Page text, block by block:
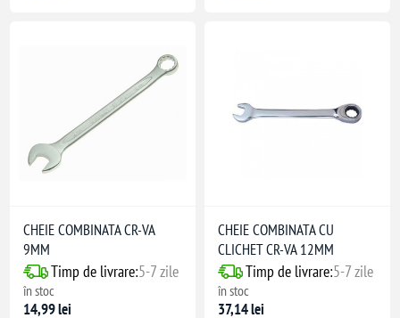
CHEIE COMBINATA CR-VA
9MM
Timp de livrare:5-7 zile
în stoc
14,99 lei
CHEIE COMBINATA CU
CLICHET CR-VA 12MM
Timp de livrare:5-7 zile
în stoc
37,14 lei